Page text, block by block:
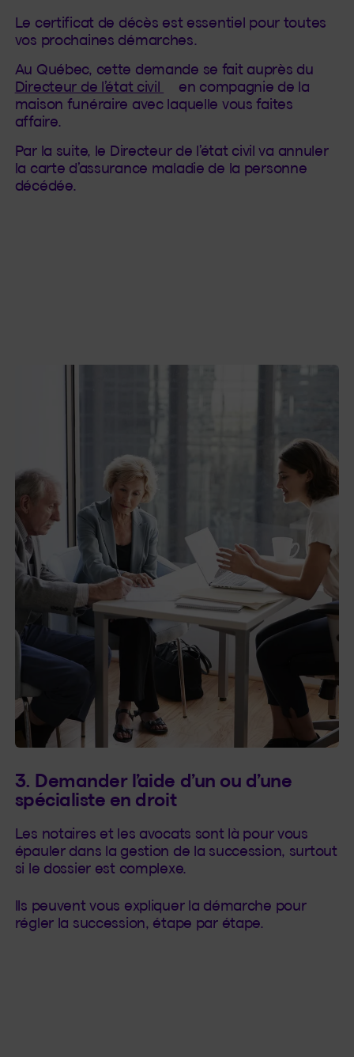
Le certificat de décès est essentiel pour toutes
vos prochaines démarches.
Au Québec, cette demande se fait auprès du
Directeur de l’état civil
(Cet hyperlien s'ouvrira
en compagnie de la
maison funéraire avec laquelle vous faites
affaire.
Par la suite, le Directeur de l’état civil va annuler
la carte d’assurance maladie de la personne
décédée.
3. Demander l’aide d’un ou d’une
spécialiste en droit
Les notaires et les avocats sont là pour vous
épauler dans la gestion de la succession, surtout
si le dossier est complexe.
Ils peuvent vous expliquer la démarche pour
régler la succession, étape par étape.